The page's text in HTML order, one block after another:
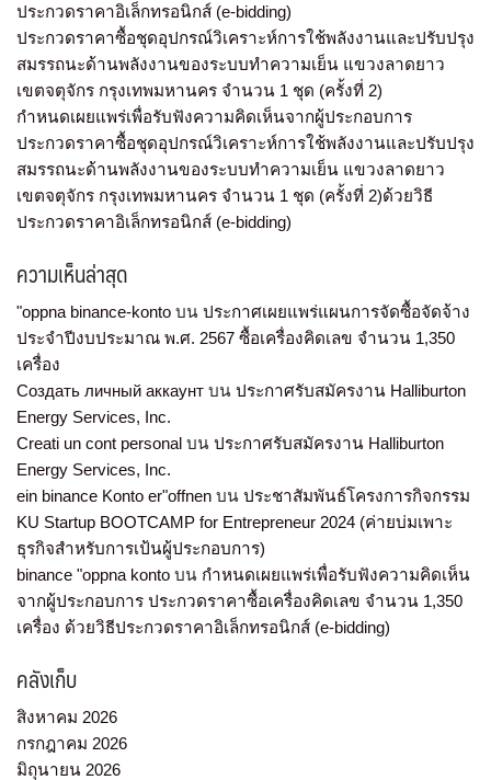
ประกวดราคาอิเล็กทรอนิกส์ (e-bidding)
ประกวดราคาซื้อชุดอุปกรณ์วิเคราะห์การใช้พลังงานและปรับปรุง
สมรรถนะด้านพลังงานของระบบทำความเย็น แขวงลาดยาว
เขตจตุจักร กรุงเทพมหานคร จำนวน 1 ชุด (ครั้งที่ 2)
กำหนดเผยแพร่เพื่อรับฟังความคิดเห็นจากผู้ประกอบการ
ประกวดราคาซื้อชุดอุปกรณ์วิเคราะห์การใช้พลังงานและปรับปรุง
สมรรถนะด้านพลังงานของระบบทำความเย็น แขวงลาดยาว
เขตจตุจักร กรุงเทพมหานคร จำนวน 1 ชุด (ครั้งที่ 2)ด้วยวิธี
ประกวดราคาอิเล็กทรอนิกส์ (e-bidding)
ความเห็นล่าสุด
"oppna binance-konto บน ประกาศเผยแพร่แผนการจัดซื้อจัดจ้าง
ประจำปีงบประมาณ พ.ศ. 2567 ซื้อเครื่องคิดเลข จำนวน 1,350
เครื่อง
Создать личный аккаунт บน ประกาศรับสมัครงาน Halliburton
Energy Services, Inc.
Creati un cont personal บน ประกาศรับสมัครงาน Halliburton
Energy Services, Inc.
ein binance Konto er"offnen บน ประชาสัมพันธ์โครงการกิจกรรม
KU Startup BOOTCAMP for Entrepreneur 2024 (ค่ายบ่มเพาะ
ธุรกิจสำหรับการเป้นผู้ประกอบการ)
binance "oppna konto บน กำหนดเผยแพร่เพื่อรับฟังความคิดเห็น
จากผู้ประกอบการ ประกวดราคาซื้อเครื่องคิดเลข จำนวน 1,350
เครื่อง ด้วยวิธีประกวดราคาอิเล็กทรอนิกส์ (e-bidding)
คลังเก็บ
สิงหาคม 2026
กรกฎาคม 2026
มิถุนายน 2026